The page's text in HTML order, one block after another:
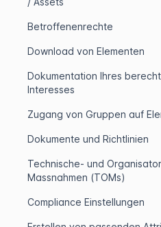
Betroffenenrechte
Download von Elementen
Dokumentation Ihres
Interesses
Zugang von Gruppen auf
Dokumente und Richtlinien
Technische- und
Massnahmen (TOMs)
Compliance Einstellungen